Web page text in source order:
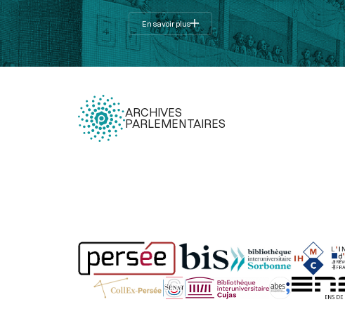
En savoir plus
ARCHIVES
PARLEMENTAIRES